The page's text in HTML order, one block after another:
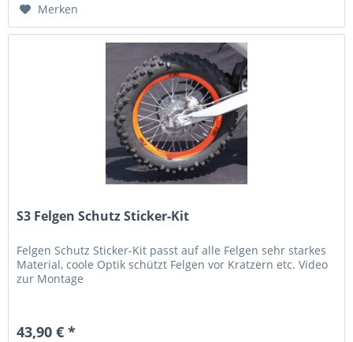
Merken
S3 Felgen Schutz Sticker-Kit
Felgen Schutz Sticker-Kit passt auf alle Felgen sehr starkes
Material, coole Optik schützt Felgen vor Kratzern etc. Video
zur Montage
43,90 € *